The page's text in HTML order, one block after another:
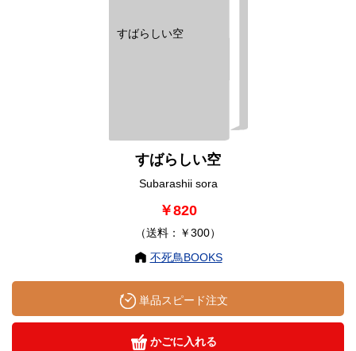
すばらしい空
すばらしい空
Subarashii sora
￥820
（送料：￥300）
不死鳥BOOKS
単品スピード注文
かごに入れる